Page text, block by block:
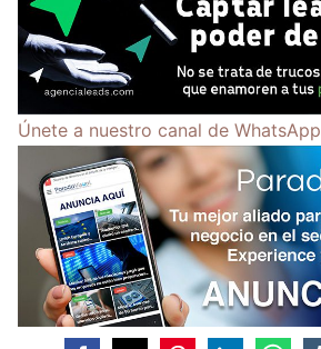
Únete a nuestro canal de WhatsApp